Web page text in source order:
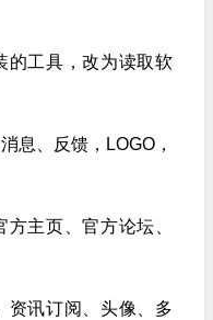
的工具，改为读取软
息、反馈，LOGO，
主页、官方论坛、
资讯订阅、头像、多